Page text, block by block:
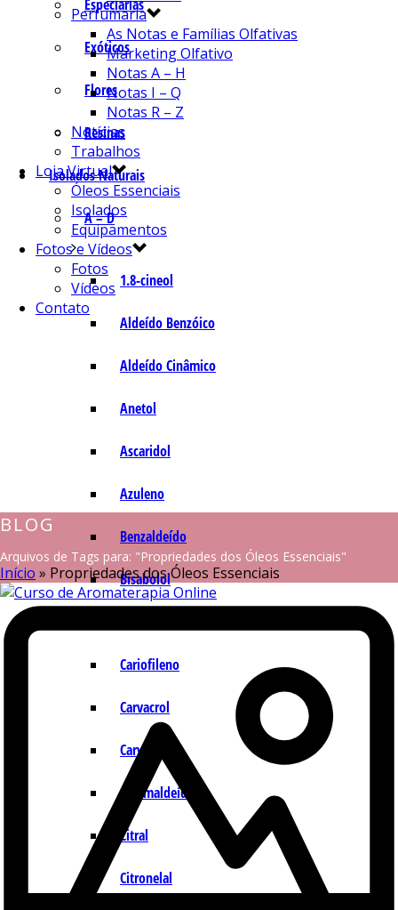
Especiarias
Exóticos
Flores
Resinas
Isolados Naturais
A – D
1.8-cineol
Aldeído Benzóico
Aldeído Cinâmico
Anetol
Ascaridol
Azuleno
Benzaldeído
Bisabolol
Cariofileno
Carvacrol
Carvona
Cinamaldeído
Citral
Citronelal
Perfumaria
As Notas e Famílias Olfativas
Marketing Olfativo
Notas A – H
Notas I – Q
Notas R – Z
Notícias
Trabalhos
Loja Virtual
Óleos Essenciais
Isolados
Equipamentos
Fotos e Vídeos
Fotos
Vídeos
Contato
BLOG
Arquivos de Tags para: "Propriedades dos Óleos Essenciais"
Início » Propriedades dos Óleos Essenciais